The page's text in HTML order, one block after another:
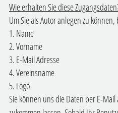
Wie erhalten Sie diese
Um Sie als Autor anlegen zu
1. Name
2. Vorname
3. E-Mail Adresse
4. Vereinsname
5. Logo
Sie können uns die Daten per E-Mail